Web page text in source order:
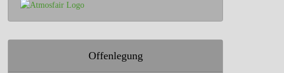
Offenlegung